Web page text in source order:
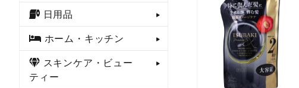
日用品
ホーム・キッチン
スキンケア・ビュー
ティー